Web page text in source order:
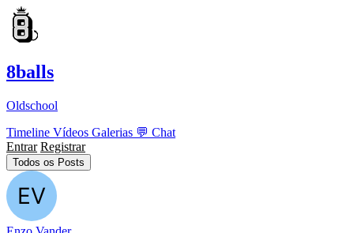
8balls
Oldschool
Timeline Vídeos Galerias 💬 Chat
Entrar Registrar
Todos os Posts